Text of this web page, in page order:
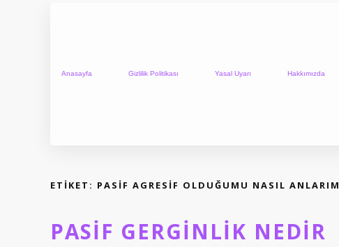
Anasayfa Gizlilik Politikası Yasal Uyarı Hakkımızda
ETIKET: PASIF AGRESIF OLDUĞUMU NASIL ANLARIM
PASIF GERGINLIK NEDIR